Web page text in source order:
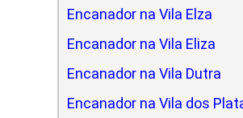
Encanador na Vila Elza
Encanador na Vila Eliza
Encanador na Vila Dutra
Encanador na Vila dos